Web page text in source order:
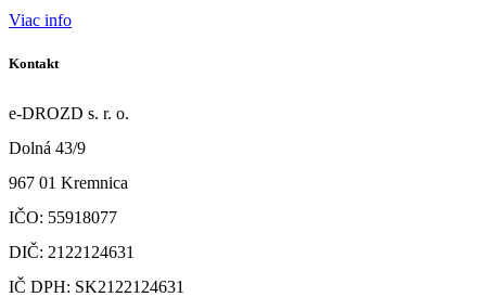
Viac info
Kontakt
e-DROZD s. r. o.
Dolná 43/9
967 01 Kremnica
IČO: 55918077
DIČ: 2122124631
IČ DPH: SK2122124631